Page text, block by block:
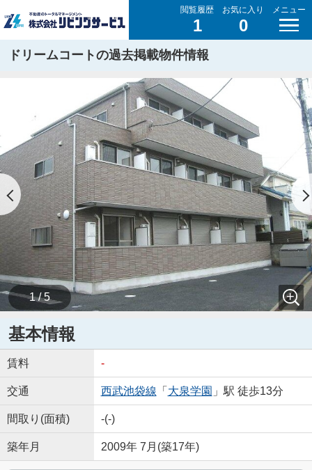
閲覧履歴
1
お気に入り
0
メニュー
ドリームコートの過去掲載物件情報
1 / 5
基本情報
賃料 -
交通 西武池袋線 「 大泉学園 」駅 徒歩13分
間取り(面積) -(-)
築年月 2009年 7月(築17年)